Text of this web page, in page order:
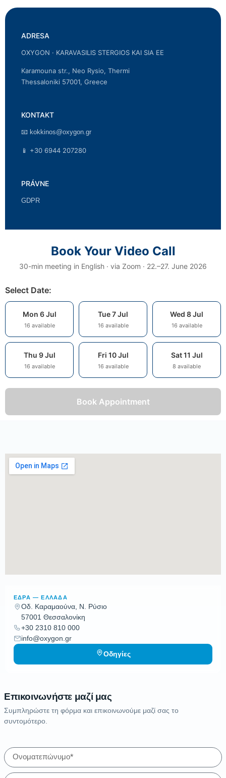
ADRESA
OXYGON · KARAVASILIS STERGIOS KAI SIA EE
Karamouna str., Neo Rysio, Thermi
Thessaloniki 57001, Greece
KONTAKT
📧 kokkinos@oxygon.gr
📱 +30 6944 207280
PRÁVNE
GDPR
Book Your Video Call
30-min meeting in English · via Zoom · 22.–27. June 2026
Select Date:
Mon 6 Jul
16 available
Tue 7 Jul
16 available
Wed 8 Jul
16 available
Thu 9 Jul
16 available
Fri 10 Jul
16 available
Sat 11 Jul
8 available
Book Appointment
ΕΔΡΑ — ΕΛΛΑΔΑ
Οδ. Καραμαούνα, Ν. Ρύσιο
57001 Θεσσαλονίκη
+30 2310 810 000
info@oxygon.gr
Οδηγίες
Επικοινωνήστε μαζί μας
Συμπληρώστε τη φόρμα και επικοινωνούμε μαζί σας το
συντομότερο.